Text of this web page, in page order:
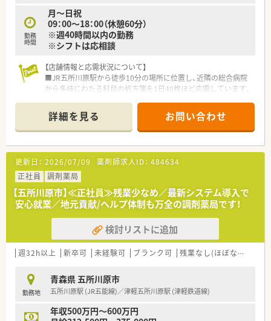
2階の休憩室も広く、社員が快適に過ごせるような空間です。
お話し好きな患者様が多いため、コミュケーションを意識して対
応出来る方がご活躍できるかと思います！
◎地域に根差して働きたい方
◎丁寧な対応が出来る方
◎遠方からお越しの方も歓迎！
住居相談可能ですので、お気軽にお問い合わせください！
勤務
時間
月～日祝
09：00～18：00（休憩60分）
※週40時間以内の勤務
※シフトは応相談
【店舗情報と応需状況について】
■JR五所川原駅から徒歩10分の場所に位置し、近隣の総合病院
から多岐にわたる科目の処方箋を1日40枚ほど応需しています。
剤師は調剤や服薬指導といった専門業務に専念できる環境で
す。
■地域のコミュニティファーマシーとして24時間体制を維持し
ており、夜間や休日も患者様を支える安心の拠点となっていま
す。
【法人特徴について】
■全国でいち早く薬剤師の24時間常駐体制を導入しており、地
域住民の安心を最優先に考える歴史ある調剤薬局グループで
す。
■全店舗の薬歴情報をオンラインで共有しており、どの店舗を利
用された患者様にも一貫した質の高いサポートを提供していま
す。
■最新の調剤ロボットや自動分包機を積極的に導入し、安全性の
す。
【こんな方が活躍中】
■幼稚園や学校のスケジュールに合わせてシフトを組んでいる
主婦（主夫）薬剤師が、限られた時間を有効に使い活躍していま
詳細を見る お問い合わせ
更新日： 2026/07/09 薬剤師求人ID： 484634
正社員
調剤薬局
【五所川原市】≪正社員≫残業少なめ／最新システム導入で
安心就業／地元貢献/ヘルプ体制も万全の調剤薬局です！
検討リストに追加
週32h以上 新卒可 未経験可 ブランク可 残業なし(ほぼなし含む)
勤務地
青森県 五所川原市
五所川原駅 (JR五能線)／津軽五所川原駅 (津軽鉄道線)
年収500万円～600万円